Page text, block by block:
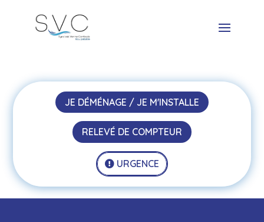
JE DÉMÉNAGE / JE M'INSTALLE
RELEVÉ DE COMPTEUR
URGENCE